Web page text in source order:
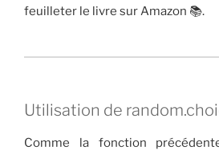
feuilleter le livre sur Amazon 📚.
Utilisation de
Comme la fonction